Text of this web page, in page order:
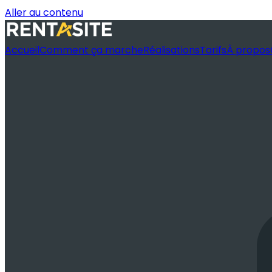
Aller au contenu
AccueilComment ça marcheRéalisationsTarifsÀ propos